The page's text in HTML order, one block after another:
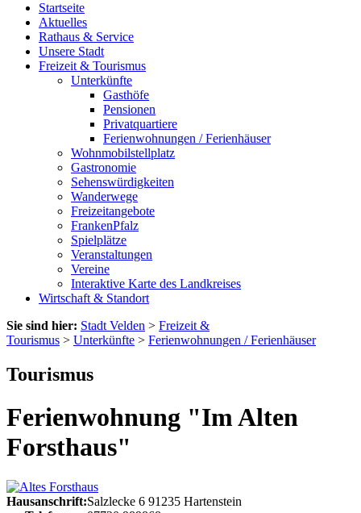
Startseite
Aktuelles
Rathaus & Service
Unsere Stadt
Freizeit & Tourismus
Unterkünfte
Gasthöfe
Pensionen
Privatquartiere
Ferienwohnungen / Ferienhäuser
Wohnmobilstellplatz
Gastronomie
Sehenswürdigkeiten
Wanderwege
Freizeitangebote
FrankenPfalz
Spielplätze
Veranstaltungen
Vereine
Interaktive Karte des Landkreises
Wirtschaft & Standort
Sie sind hier: Stadt Velden > Freizeit &
Tourismus > Unterkünfte > Ferienwohnungen / Ferienhäuser
Tourismus
Ferienwohnung "Im Alten
Forsthaus"
Hausanschrift:Salzlecke 6 91235 Hartenstein